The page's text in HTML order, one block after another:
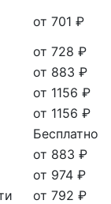
от 701 ₽
от 728 ₽
от 883 ₽
от 1156 ₽
от 1156 ₽
Бесплатно
от 883 ₽
от 974 ₽
от 792 ₽